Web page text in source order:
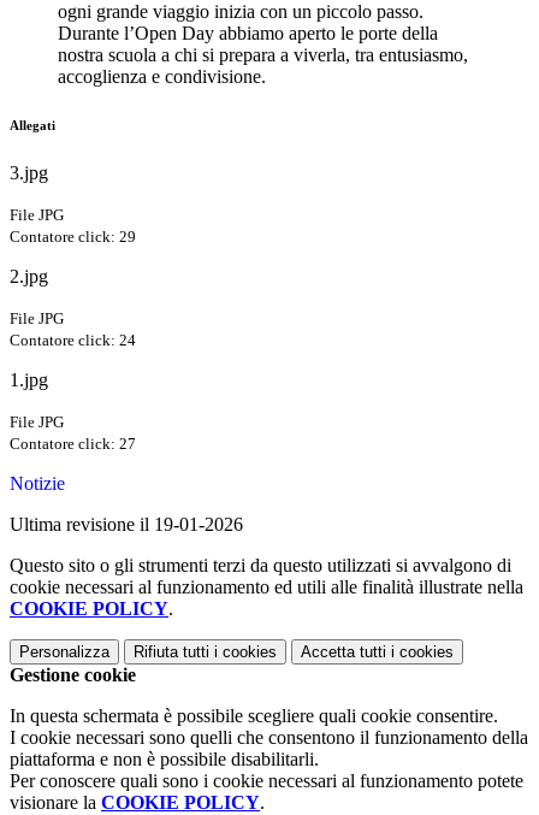
ogni grande viaggio inizia con un piccolo passo.
Durante l’Open Day abbiamo aperto le porte della
nostra scuola a chi si prepara a viverla, tra entusiasmo,
accoglienza e condivisione.
Allegati
3.jpg
File JPG
Contatore click: 29
2.jpg
File JPG
Contatore click: 24
1.jpg
File JPG
Contatore click: 27
Notizie
Ultima revisione il 19-01-2026
Questo sito o gli strumenti terzi da questo utilizzati si avvalgono di
cookie necessari al funzionamento ed utili alle finalità illustrate nella
COOKIE POLICY.
Personalizza Rifiuta tutti i cookies Accetta tutti i cookies
Gestione cookie
In questa schermata è possibile scegliere quali cookie consentire.
I cookie necessari sono quelli che consentono il funzionamento della
piattaforma e non è possibile disabilitarli.
Per conoscere quali sono i cookie necessari al funzionamento potete
visionare la COOKIE POLICY.